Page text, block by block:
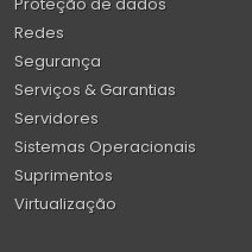
Redes
Segurança
Serviços & Garantias
Servidores
Sistemas Operacionais
Suprimentos
Virtualização